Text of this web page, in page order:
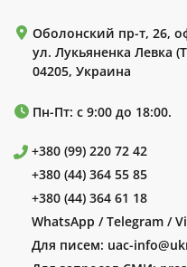
Оболонский пр-т, 26,
ул. Лукьяненка Левка
04205, Украина
Пн-Пт: с 9:00 до 18:00.
+380 (99) 220 72 42
+380 (44) 364 55 85
+380 (44) 364 61 18
WhatsApp / Telegram /
Для писем: uac-